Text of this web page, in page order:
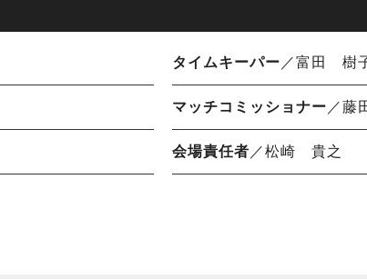
タイムキーパー ／富田 樹
マッチコミッショナー ／
会場責任者 ／松崎 貴之